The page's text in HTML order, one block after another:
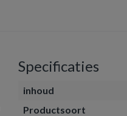
Specificaties
inhoud
Productsoort